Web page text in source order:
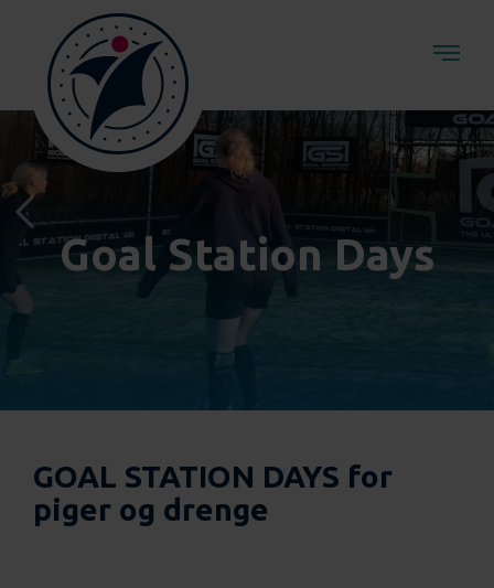
Goal Station Days
GOAL STATION DAYS for
piger og drenge